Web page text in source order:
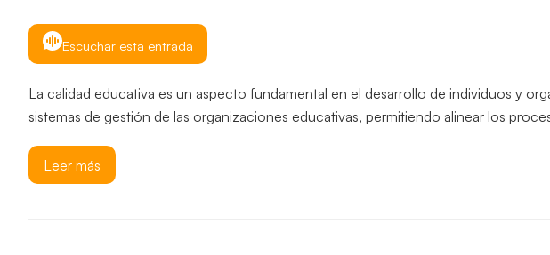
Escuchar esta entrada
La calidad educativa es un aspecto fundamental en el desarrollo de individuos y
sistemas de gestión de las organizaciones educativas, permitiendo alinear los
Leer más